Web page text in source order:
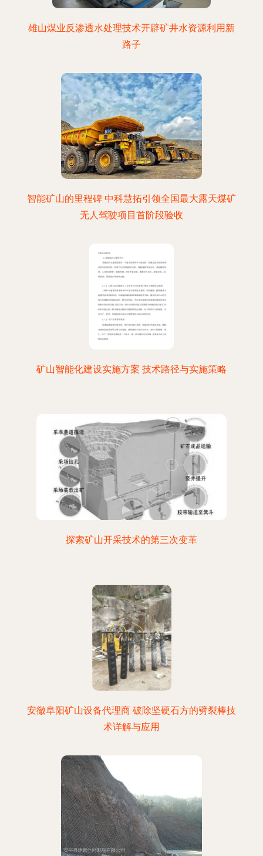
雄山煤业反渗透水处理技术开辟矿井水资源利用新
路子
智能矿山的里程碑 中科慧拓引领全国最大露天煤矿
无人驾驶项目首阶段验收
矿山智能化建设实施方案 技术路径与实施策略
探索矿山开采技术的第三次变革
安徽阜阳矿山设备代理商 破除坚硬石方的劈裂棒技
术详解与应用